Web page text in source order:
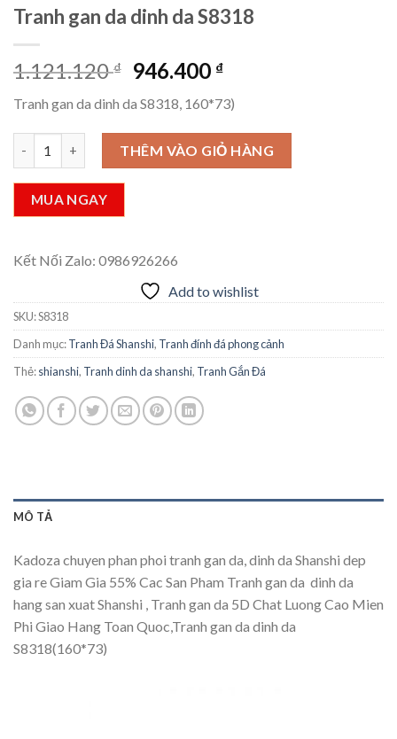
Tranh gan da dinh da S8318
1.121.120₫
Giá
là:
1.121.120 ₫.
946.400 ₫Giá
tại
là:
946.400 ₫.
Tranh gan da dinh da S8318, 160*73)
Tranh gan da dinh da S8318 số lượng
THÊM VÀO GIỎ HÀNG
MUA NGAY
Kết Nối Zalo: 0986926266
Add to wishlist
SKU:S8318
Danh mục:Tranh Đá Shanshi, Tranh đính đá phong cảnh
Thẻ:shianshi, Tranh dinh da shanshi, Tranh Gắn Đá
MÔ TẢ
Kadoza chuyen phan phoi tranh gan da, dinh da Shanshi dep
gia re Giam Gia 55% Cac San Pham Tranh gan da  dinh da
hang san xuat Shanshi , Tranh gan da 5D Chat Luong Cao Mien
Phi Giao Hang Toan Quoc,Tranh gan da dinh da
S8318(160*73)